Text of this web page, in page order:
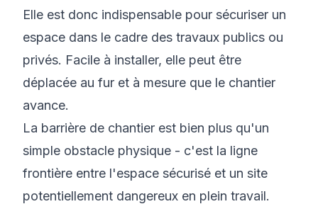
Elle est donc indispensable pour sécuriser un
espace dans le cadre des travaux publics ou
privés. Facile à installer, elle peut être
déplacée au fur et à mesure que le chantier
avance.
La barrière de chantier est bien plus qu'un
simple obstacle physique - c'est la ligne
frontière entre l'espace sécurisé et un site
potentiellement dangereux en plein travail.